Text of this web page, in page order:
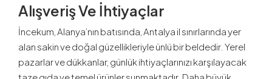
Alışveriş Ve İhtiyaçlar
İncekum, Alanya’nın batısında, Antalya il sınırlarında yer
alan sakin ve doğal güzellikleriyle ünlü bir beldedir. Yerel
pazarlar ve dükkanlar, günlük ihtiyaçlarınızı karşılayacak